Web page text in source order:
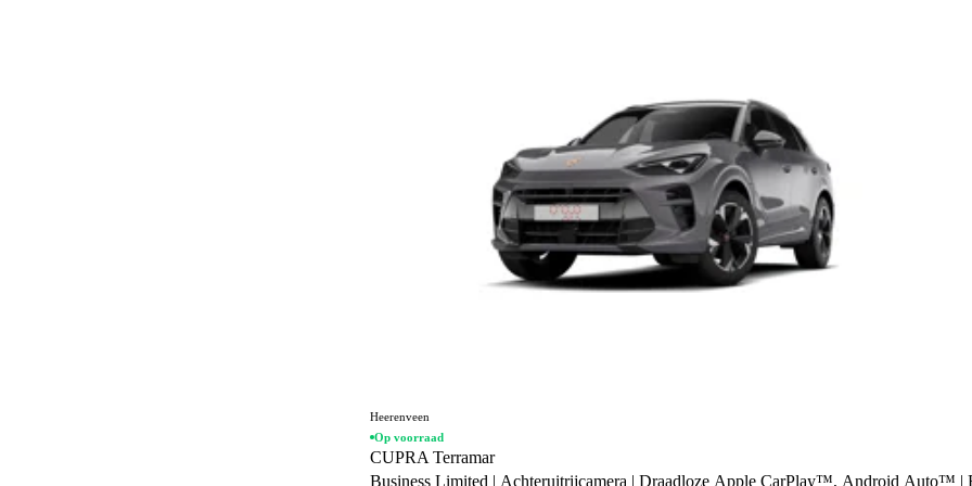
Heerenveen
Op voorraad
CUPRA Terramar
Business Limited | Achteruitrijcamera | Draadloze Apple CarPlay™, Android Auto™ |